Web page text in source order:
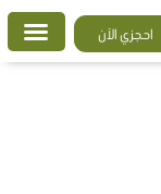
احجزي الآن